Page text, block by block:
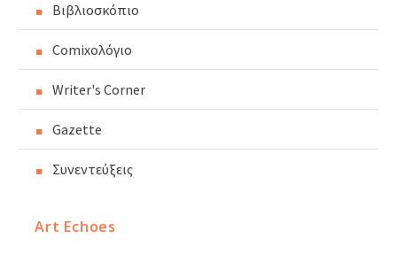
Βιβλιοσκόπιο
Comixoλόγιο
Writer's Corner
Gazette
Συνεντεύξεις
Art Echoes